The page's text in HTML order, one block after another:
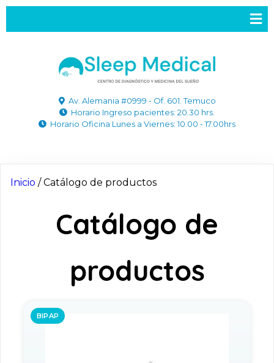
Av. Alemania #0999 - Of. 601. Temuco
Horario Ingreso pacientes: 20.30 hrs.
Horario Oficina Lunes a Viernes: 10.00 - 17.00hrs
Inicio / Catálogo de productos
Catálogo de
productos
BIPAP